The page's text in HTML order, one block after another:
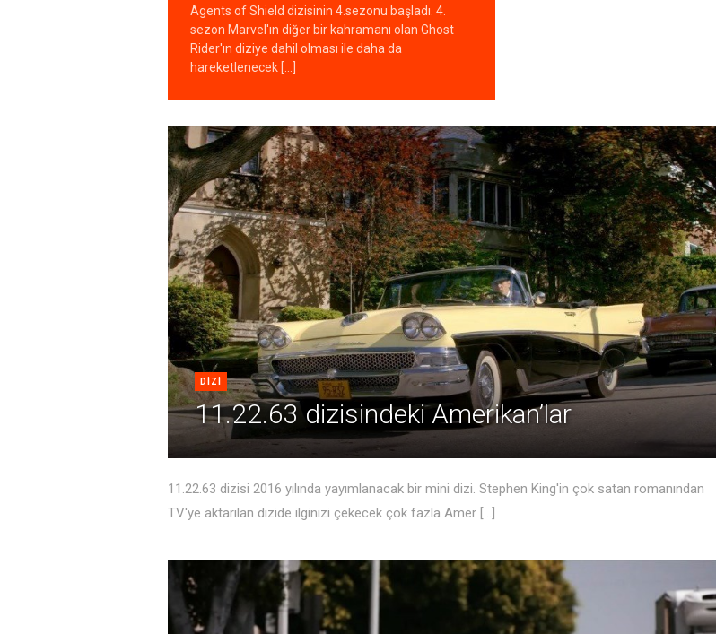
Agents of Shield dizisinin 4.sezonu başladı. 4.
sezon Marvel'ın diğer bir kahramanı olan Ghost
Rider'ın diziye dahil olması ile daha da
hareketlenecek [...]
DIZI
11.22.63 dizisindeki Amerikan’lar
11.22.63 dizisi 2016 yılında yayımlanacak bir mini dizi. Stephen King'in çok satan romanından
TV'ye aktarılan dizide ilginizi çekecek çok fazla Amer [...]